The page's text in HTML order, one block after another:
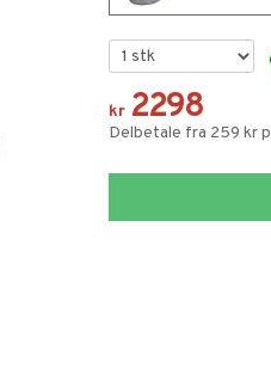
kr 2298
Delbetale fra 259 kr